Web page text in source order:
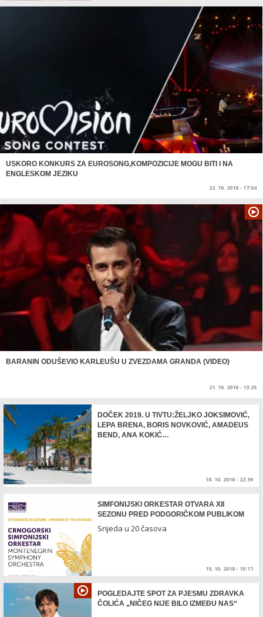
USKORO KONKURS ZA EUROSONG,KOMPOZICIJE MOGU BITI I NA
ENGLESKOM JEZIKU
22. 10. 2018 - 17:04
BARANIN ODUŠEVIO KARLEUŠU U ZVEZDAMA GRANDA (VIDEO)
21. 10. 2018 - 13:25
DOČEK 2019. U TIVTU:ŽELJKO JOKSIMOVIĆ,
LEPA BRENA, BORIS NOVKOVIĆ, AMADEUS
BEND, ANA KOKIĆ…
18. 10. 2018 - 22:39
SIMFONIJSKI ORKESTAR OTVARA XII
SEZONU PRED PODGORIČKOM PUBLIKOM
Srijeda u 20 časova
15. 10. 2018 - 10:17
POGLEDAJTE SPOT ZA PJESMU ZDRAVKA
ČOLIĆA „NIČEG NIJE BILO IZMEĐU NAS“